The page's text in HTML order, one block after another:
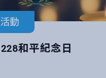
活動
228和平紀念日